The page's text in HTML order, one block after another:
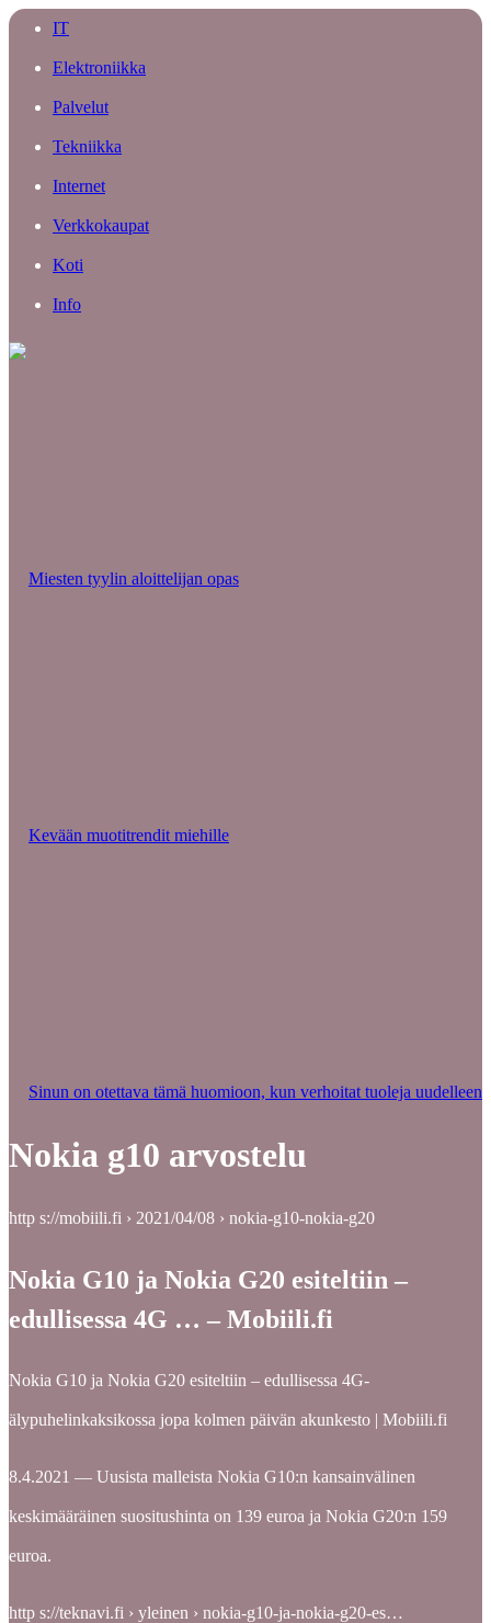
IT
Elektroniikka
Palvelut
Tekniikka
Internet
Verkkokaupat
Koti
Info
Miesten tyylin aloittelijan opas
Kevään muotitrendit miehille
Sinun on otettava tämä huomioon, kun verhoitat tuoleja uudelleen
Nokia g10 arvostelu
http s://mobiili.fi › 2021/04/08 › nokia-g10-nokia-g20
Nokia G10 ja Nokia G20 esiteltiin –
edullisessa 4G … – Mobiili.fi
Nokia G10 ja Nokia G20 esiteltiin – edullisessa 4G-
älypuhelinkaksikossa jopa kolmen päivän akunkesto | Mobiili.fi
8.4.2021 — Uusista malleista Nokia G10:n kansainvälinen
keskimääräinen suositushinta on 139 euroa ja Nokia G20:n 159
euroa.
http s://teknavi.fi › yleinen › nokia-g10-ja-nokia-g20-es…